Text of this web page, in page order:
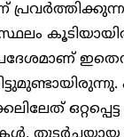
ഒറ്റപ്പെട്ട